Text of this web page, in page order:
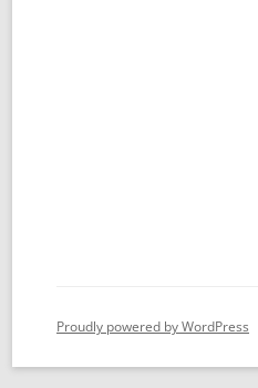
Proudly powered by WordPress